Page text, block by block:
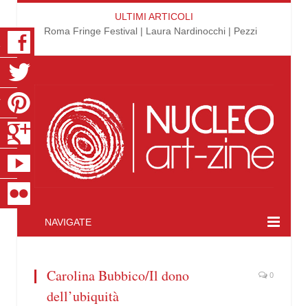
ULTIMI ARTICOLI
Roma Fringe Festival | Laura Nardinocchi | Pezzi
NAVIGATE
Carolina Bubbico/Il dono
dell’ubiquità
0